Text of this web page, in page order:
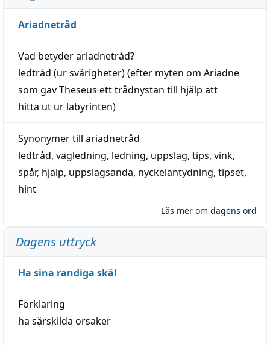
Ariadnetråd
Vad betyderariadnetråd?
ledtråd (ur svårigheter) (efter myten om Ariadne
som gav Theseus ett trådnystan till hjälp att
hitta ut ur labyrinten)
Synonymer till ariadnetråd
ledtråd, vägledning, ledning, uppslag, tips, vink,
spår, hjälp, uppslagsända, nyckelantydning, tipset,
hint
Läs mer om dagens ord
Dagens uttryck
Ha sina randiga skäl
Förklaring
ha särskilda orsaker